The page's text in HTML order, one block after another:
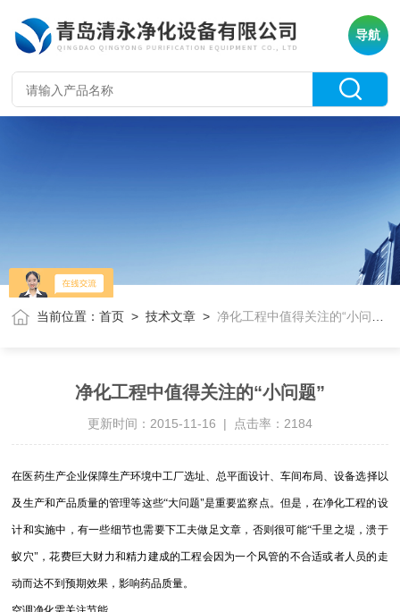
导航
当前位置：首页 >技术文章 >净化工程中值得关注的“小问题”
净化工程中值得关注的“小问题”
更新时间：2015-11-16 | 点击率：2184
在医药生产企业保障生产环境中工厂选址、总平面设计、车间布局、设备选择以
及生产和产品质量的管理等这些“大问题"是重要监察点。但是，在净化工程的设
计和实施中，有一些细节也需要下工夫做足文章，否则很可能“千里之堤，溃于
蚁穴"，花费巨大财力和精力建成的工程会因为一个风管的不合适或者人员的走
动而达不到预期效果，影响药品质量。